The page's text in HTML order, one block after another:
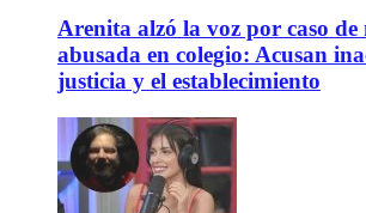
Arenita alzó la voz por caso de
abusada en colegio: Acusan
justicia y el establecimiento